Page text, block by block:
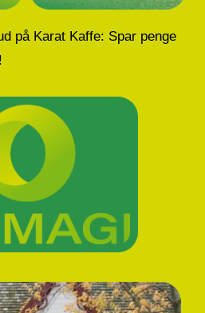
på Karat Kaffe: Spar penge